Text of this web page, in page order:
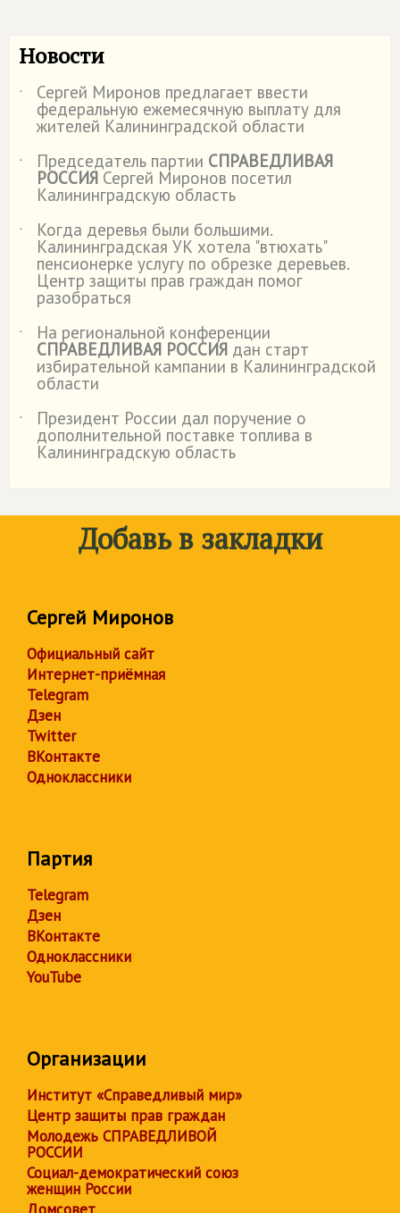
Новости
˙ Сергей Миронов предлагает ввести
федеральную ежемесячную выплату для
жителей Калининградской области
˙
Председатель партии СПРАВЕДЛИВАЯ
РОССИЯ Сергей Миронов посетил
Калининградскую область
˙
Когда деревья были большими.
Калининградская УК хотела "втюхать"
пенсионерке услугу по обрезке деревьев.
Центр защиты прав граждан помог
разобраться
˙
На региональной конференции
СПРАВЕДЛИВАЯ РОССИЯ дан старт
избирательной кампании в Калининградской
области
˙
Президент России дал поручение о
дополнительной поставке топлива в
Калининградскую область
Добавь в закладки
Сергей Миронов
Официальный сайт
Интернет-приёмная
Telegram
Дзен
Twitter
ВКонтакте
Одноклассники
Партия
Telegram
Дзен
ВКонтакте
Одноклассники
YouTube
Организации
Институт «Справедливый мир»
Центр защиты прав граждан
Молодежь СПРАВЕДЛИВОЙ
РОССИИ
Социал-демократический союз
женщин России